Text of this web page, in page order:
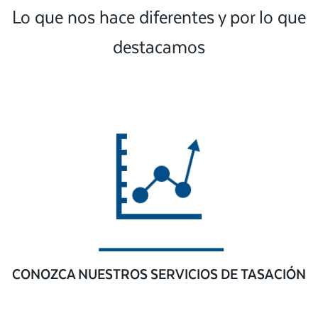
Lo que nos hace diferentes y por lo que
destacamos
CONOZCA NUESTROS SERVICIOS DE TASACIÓN